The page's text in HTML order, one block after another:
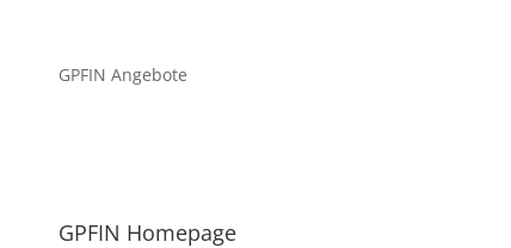
GPFIN Angebote
GPFIN Homepage